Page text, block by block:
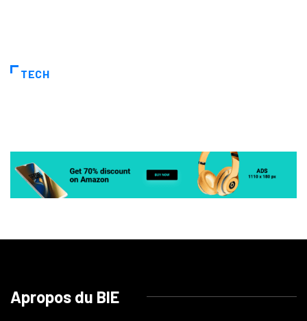
TECH
Apropos du BIE